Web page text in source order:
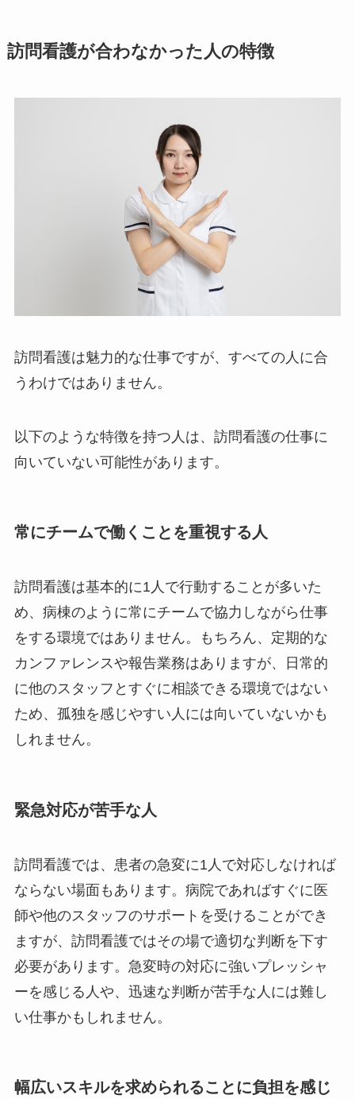
訪問看護が合わなかった人の特徴
訪問看護は魅力的な仕事ですが、すべての人に合
うわけではありません。
以下のような特徴を持つ人は、訪問看護の仕事に
向いていない可能性があります。
常にチームで働くことを重視する人
訪問看護は基本的に1人で行動することが多いた
め、病棟のように常にチームで協力しながら仕事
をする環境ではありません。もちろん、定期的な
カンファレンスや報告業務はありますが、日常的
に他のスタッフとすぐに相談できる環境ではない
ため、孤独を感じやすい人には向いていないかも
しれません。
緊急対応が苦手な人
訪問看護では、患者の急変に1人で対応しなければ
ならない場面もあります。病院であればすぐに医
師や他のスタッフのサポートを受けることができ
ますが、訪問看護ではその場で適切な判断を下す
必要があります。急変時の対応に強いプレッシャ
ーを感じる人や、迅速な判断が苦手な人には難し
い仕事かもしれません。
幅広いスキルを求められることに負担を感じ